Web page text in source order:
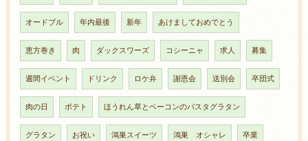
オードブル 年内最後 新年 あけましておめでとう
恵方巻き 肉 ダックスワーズ コシーニャ 求人 募集
週間イベント ドリンク ロケ弁 謝恩会 送別会 卒団式
肉の日 ポテト ほうれん草とベーコンのパスタグラタン
グラタン お祝い 鴻巣スイーツ 鴻巣 オシャレ 卒業